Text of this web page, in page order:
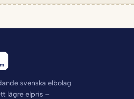
svenska elbolag
lägre elpris –